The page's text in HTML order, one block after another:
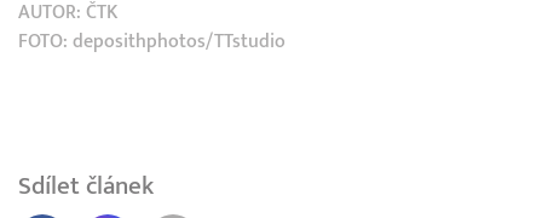
AUTOR: ČTK
FOTO: deposithphotos/TTstudio
Sdílet článek